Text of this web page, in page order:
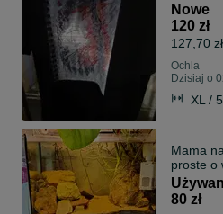
Nowe
120 zł
127,70
Ochla
Dzisiaj o
XL /
Mama
proste o
używane
80 zł